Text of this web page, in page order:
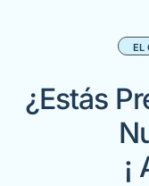
EL
¿Estás
¡